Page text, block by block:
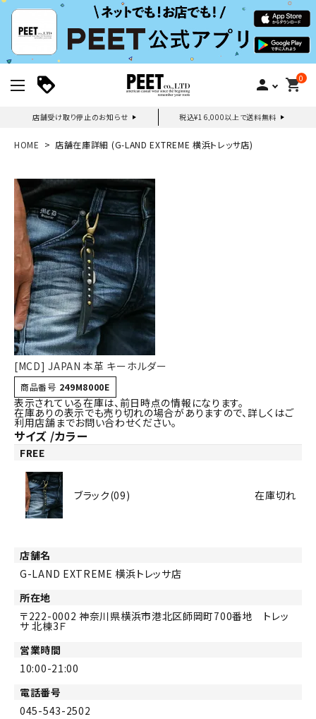
person 0
shopping_cart
店舗受け取り停止のお知らせ 税込¥16,000以上で送料無料
新規会員登録｜ログイン
ご利用ガイド
詳しい条件から探す
HOME 店舗在庫詳細 (G-LAND EXTREME 横浜トレッサ店)
[MCD] JAPAN 本革 キーホルダー
商品番号 249M8000E
表示されている在庫は、前日時点の情報になります。
在庫ありの表示でも売り切れの場合がありますので、詳しくはご
利用店舗までお問い合わせください。
サイズ カラー
FREE
ブラック(09) 在庫切れ
店舗名
G-LAND EXTREME 横浜トレッサ店
所在地
222-0002 神奈川県横浜市港北区師岡町700番地 トレッ
サ 北棟3Ｆ
営業時間
10:00-21:00
電話番号
045-543-2502